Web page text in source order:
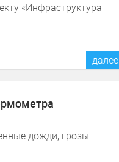
«Инфраструктура
далее
дожди, грозы.